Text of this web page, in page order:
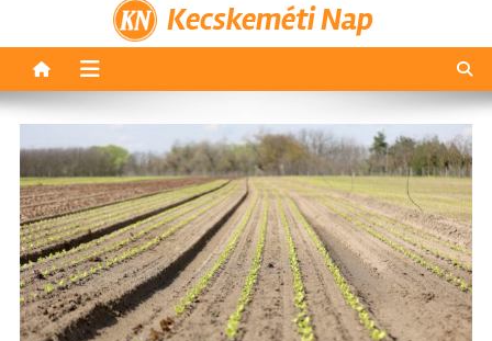
Kecskeméti Nap